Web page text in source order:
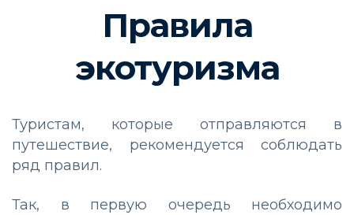
Правила
экотуризма
Туристам, которые отправляются в
путешествие, рекомендуется соблюдать
ряд правил.
Так, в первую очередь необходимо